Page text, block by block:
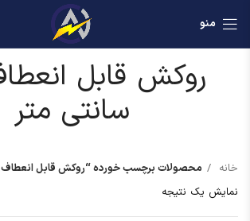
منو
سانتی متر
خانه
محصولات برچسب خورده “روکش قابل انعطاف ۱۰۰ سانتی متر”
نمایش یک نتیجه